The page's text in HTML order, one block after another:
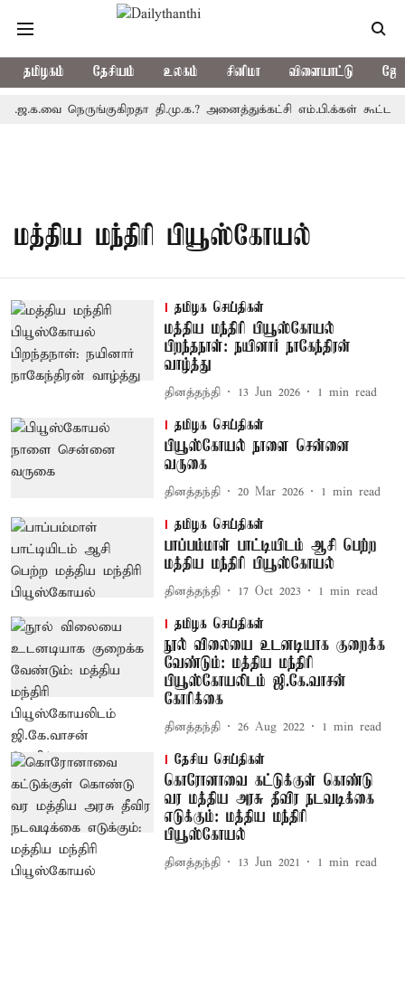
தமிழகம் தேசியம் உலகம் சினிமா விளையாட்டு
நெருங்குகிறதா தி.மு.க.? அனைத்துக்கட்சி எம்.பி.க்கள்
மத்திய மந்திரி பியூஸ்கோயல்
தமிழக செய்திகள்
மத்திய மந்திரி பியூஸ்கோயல்
பிறந்தநாள்: நயினார் நாகேந்திரன்
வாழ்த்து
தினத்தந்தி 13 Jun 2026 1 min read
தமிழக செய்திகள்
பியூஸ்கோயல் நாளை சென்னை
வருகை
தினத்தந்தி 20 Mar 2026 1 min read
தமிழக செய்திகள்
பாப்பம்மாள் பாட்டியிடம் ஆசி பெற்ற
மத்திய மந்திரி பியூஸ்கோயல்
தினத்தந்தி 17 Oct 2023 1 min read
தமிழக செய்திகள்
நூல் விலையை உடனடியாக குறைக்க
வேண்டும்: மத்திய மந்திரி
பியூஸ்கோயலிடம் ஜி.கே.வாசன்
கோரிக்கை
தினத்தந்தி 26 Aug 2022 1 min read
தேசிய செய்திகள்
கொரோனாவை கட்டுக்குள் கொண்டு
வர மத்திய அரசு தீவிர நடவடிக்கை
எடுக்கும்: மத்திய மந்திரி
பியூஸ்கோயல்
தினத்தந்தி 13 Jun 2021 1 min read